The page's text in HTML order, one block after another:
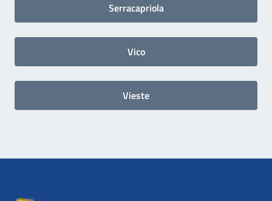
Serracapriola
Vico
Vieste